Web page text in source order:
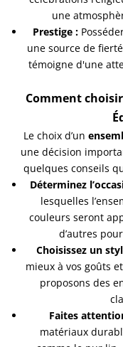
une
Prestige :
une source de
témoigne d'une
Comment
Le choix d’un
une décision
quelques conseils
Déterminez
lesquelles
couleurs seront
d’autres
Choisissez un
mieux à vos goûts
proposons des
Faites
matériaux